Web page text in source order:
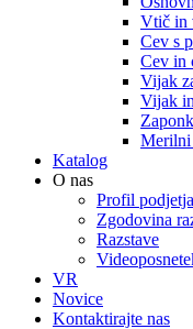
Vtič in
Cev s
Cev in
Vijak
Vijak
Merilni
Katalog
O nas
Profil podjetja
Zgodovina
Razstave
VR
Novice
Kontaktirajte nas